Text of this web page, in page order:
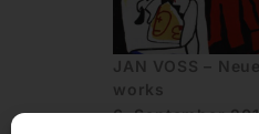
JAN VOSS –
works
6. September